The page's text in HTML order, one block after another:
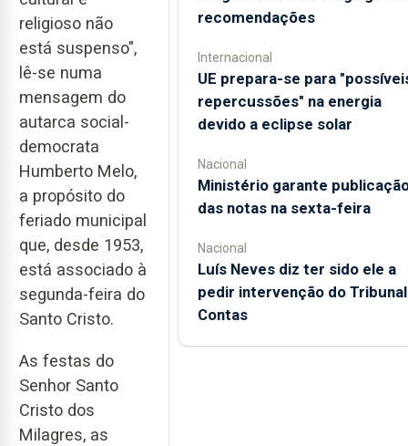
religioso não
está suspenso",
lê-se numa
mensagem do
autarca social-
democrata
Humberto Melo,
a propósito do
feriado municipal
que, desde 1953,
está associado à
segunda-feira do
Santo Cristo.
As festas do
Senhor Santo
Cristo dos
Milagres, as
recomendações
Internacional
UE prepara-se para
repercussões" na energia
devido a eclipse solar
Nacional
Ministério garante
das notas na sexta-feira
Nacional
Luís Neves diz ter sido ele a
pedir intervenção do
Contas